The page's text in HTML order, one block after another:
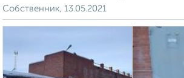
Собственник, 13.05.2021